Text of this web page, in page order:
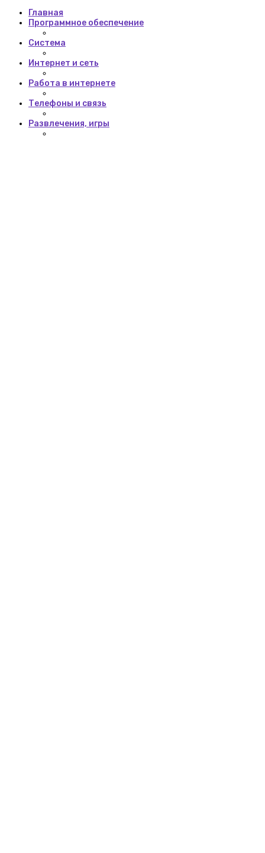
Главная
Программное обеспечение
Система
Интернет и сеть
Работа в интернете
Телефоны и связь
Развлечения, игры